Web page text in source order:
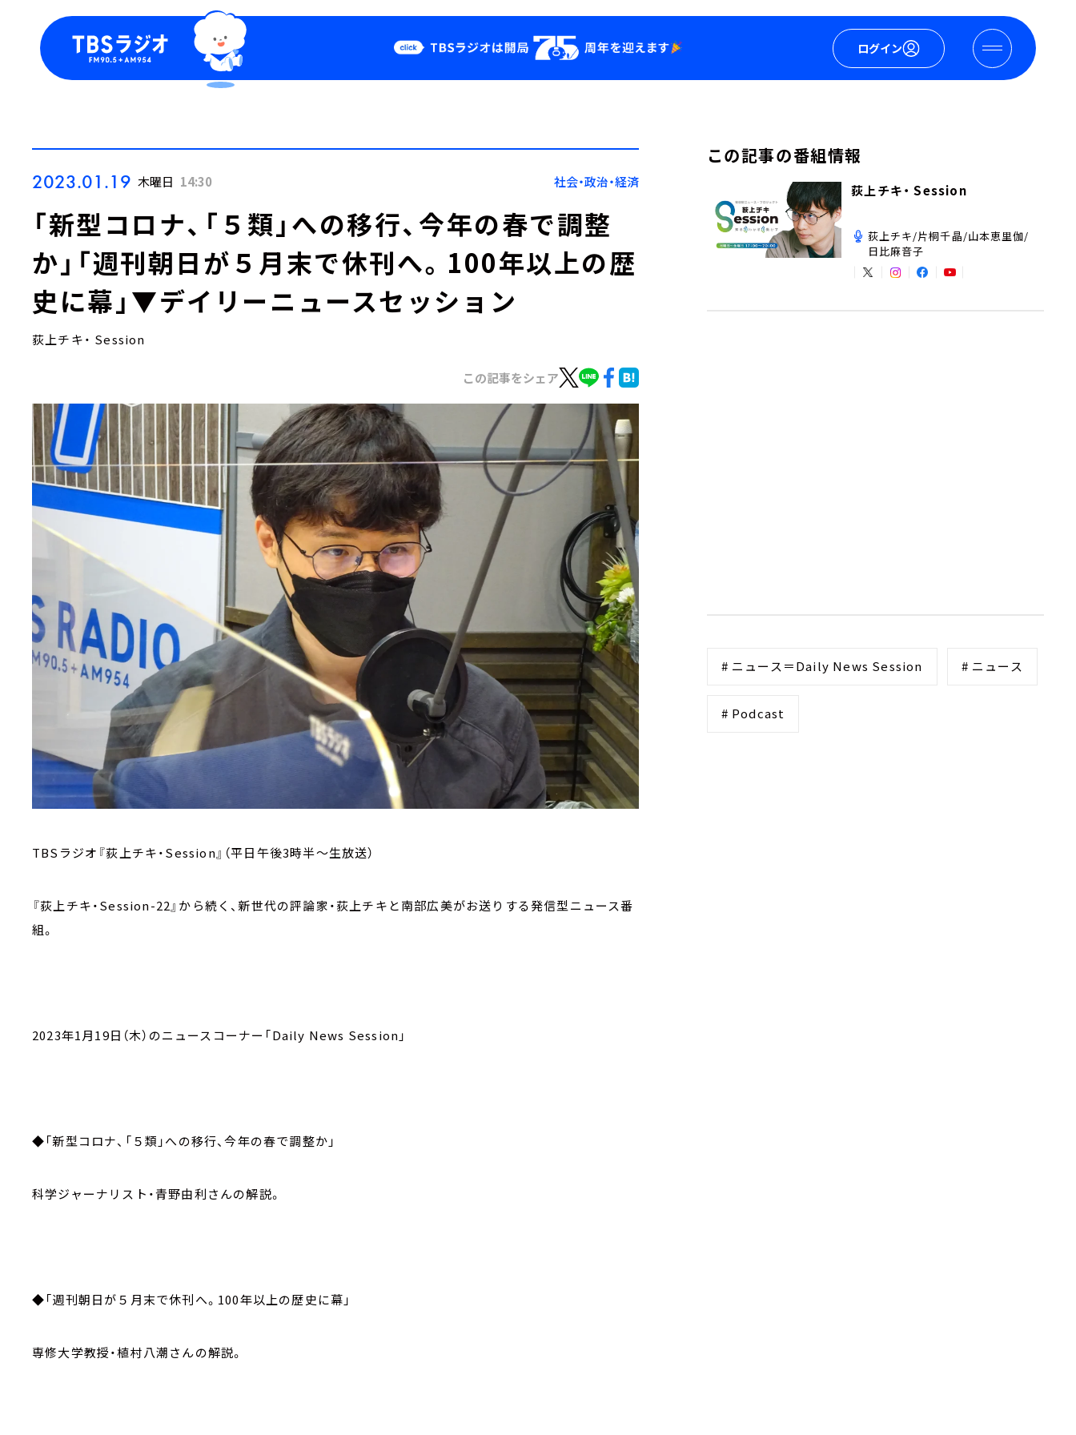
ログイン
Podcast
YouTube
会社情報
2023.01.19 木曜日 14:30 社会・政治・経済
「新型コロナ、「５類」への移行、今年の春で調整
か」「週刊朝日が５月末で休刊へ。100年以上の歴
史に幕」▼デイリーニュースセッション
荻上チキ・ Session
この記事をシェア
TBSラジオ『荻上チキ・Session』（平日午後3時半～生放送）
『荻上チキ・Session-22』から続く、新世代の評論家・荻上チキと南部広美がお送りする発信型ニュース番
組。
2023年1月19日（木）のニュースコーナー「Daily News Session」
◆「新型コロナ、「５類」への移行、今年の春で調整か」
科学ジャーナリスト・青野由利さんの解説。
◆「週刊朝日が５月末で休刊へ。100年以上の歴史に幕」
専修大学教授・植村八潮さんの解説。
この記事の番組情報
荻上チキ・ Session
荻上チキ/片桐千晶/山本恵里伽/
日比麻音子
# ニュース＝Daily News Session # ニュース
# Podcast